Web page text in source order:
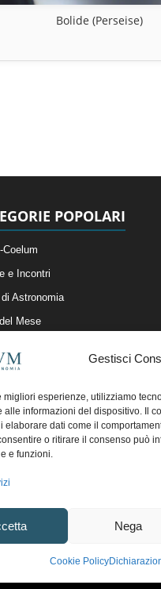
Gestisci
migliori esperienze, utilizziamo
alle informazioni del dispositivo. Il
elaborare dati come il
o ritirare il consenso può
e funzioni.
Nega
Cookie Policy
Bolide (Perseise)
POPOLARI
Coelum
e Incontri
Astronomia
Mese
e Risorse On-Line
della Redazione